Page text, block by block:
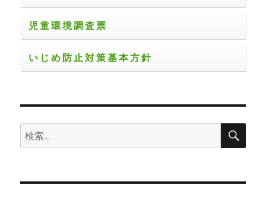
児童環境調査票
いじめ防止対策基本方針
検
索:
検